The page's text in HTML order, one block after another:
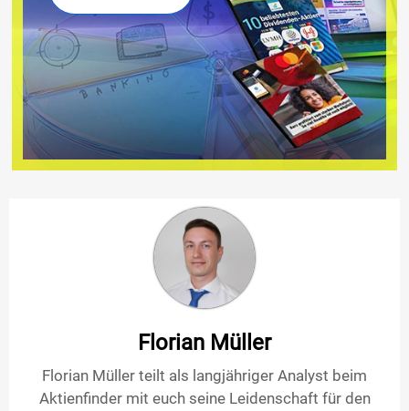
Florian Müller
Florian Müller teilt als langjähriger Analyst beim
Aktienfinder mit euch seine Leidenschaft für den